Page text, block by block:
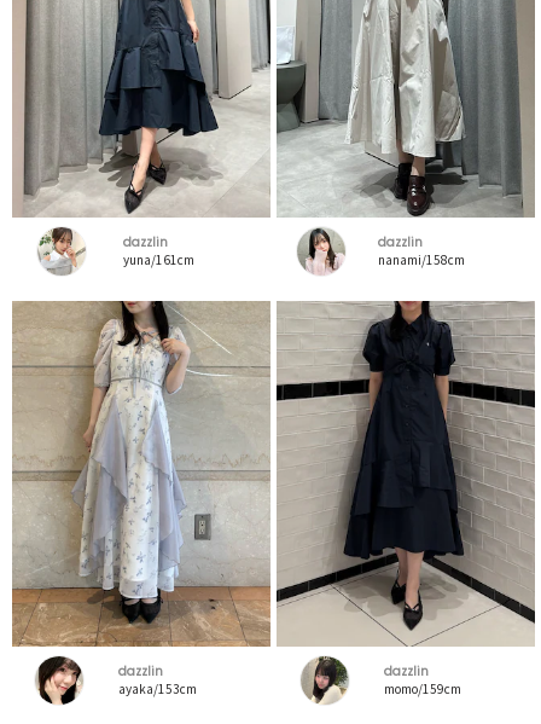
dazzlin
yuna/161cm
dazzlin
nanami/158cm
dazzlin
ayaka/153cm
dazzlin
momo/159cm